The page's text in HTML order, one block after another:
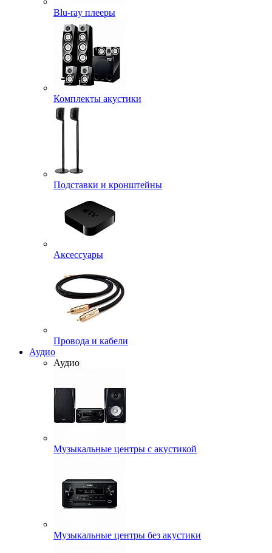
Blu-ray плееры
Комплекты акустики
Подставки и кронштейны
Аксессуары
Провода и кабели
Аудио
Аудио
Музыкальные центры с акустикой
Музыкальные центры без акустики